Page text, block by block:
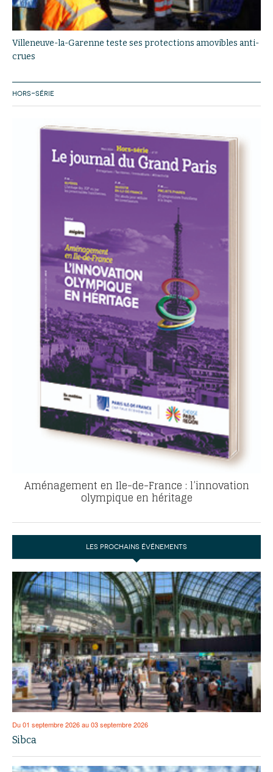
Villeneuve-la-Garenne teste ses protections amovibles anti-
crues
HORS-SÉRIE
Aménagement en Ile-de-France : l’innovation
olympique en héritage
LES PROCHAINS ÉVÉNEMENTS
Du 01 septembre 2026 au 03 septembre 2026
Sibca